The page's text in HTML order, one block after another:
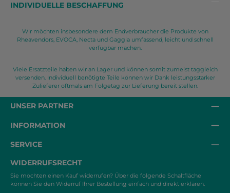
INDIVIDUELLE BESCHAFFUNG
Wir möchten insbesondere dem Endverbraucher die Produkte von
Rheavendors, EVOCA, Necta und Gaggia umfassend, leicht und schnell
verfügbar machen.
Viele Ersatzteile haben wir an Lager und können somit zumeist taggleich
versenden. Individuell benötigte Teile können wir Dank leistungsstarker
Zulieferer oftmals am Folgetag zur Lieferung bereit stellen.
UNSER PARTNER
INFORMATION
SERVICE
WIDERRUFSRECHT
Sie möchten einen Kauf widerrufen? Über die folgende Schaltfläche
können Sie den Widerruf Ihrer Bestellung einfach und direkt erklären.